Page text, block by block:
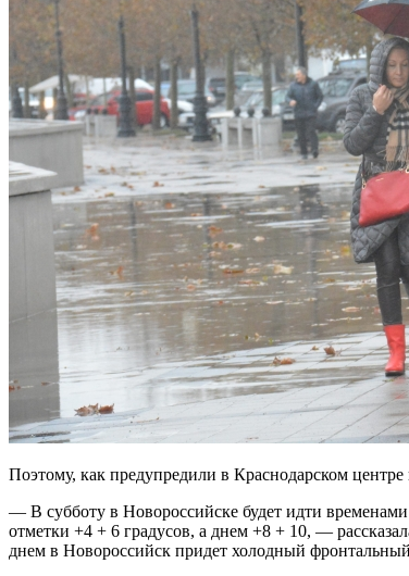
Поэтому, как предупредили в Краснодарском
— В субботу в Новороссийске будет идти
отметки +4 + 6 градусов, а днем +8 + 10, —
днем в Новороссийск придет холодный фронтальный